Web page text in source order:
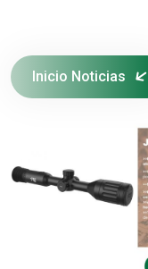
Inicio Noticias